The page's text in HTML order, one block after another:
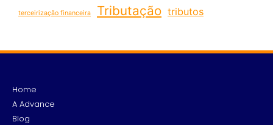
terceirização financeira Tributação tributos
Home
A Advance
Blog